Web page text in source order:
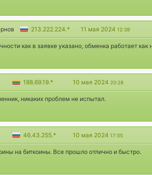
213.222.224.* 11 мая 2024 12:39
как в заявке указано, обменка работает
188.69.19.* 10 мая 2024 20:28
никаких проблем не испытал.
46.43.255.* 10 мая 2024 17:55
на биткоины. Все прошло отлично и быстро.